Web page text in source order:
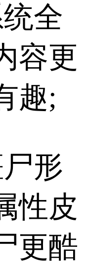
全
容更
趣;
形
性皮
更酷